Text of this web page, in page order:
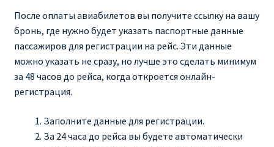
После оплаты авиабилетов вы получите ссылку на вашу
бронь, где нужно будет указать паспортные данные
пассажиров для регистрации на рейс. Эти данные
можно указать не сразу, но лучше это сделать минимум
за 48 часов до рейса, когда откроется онлайн-
регистрация.
Заполните данные для регистрации.
За 24 часа до рейса вы будете автоматически